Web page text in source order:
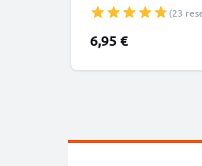
52,LC-N52,CP-52,LC-
Pellizco central
(23
6,95 €